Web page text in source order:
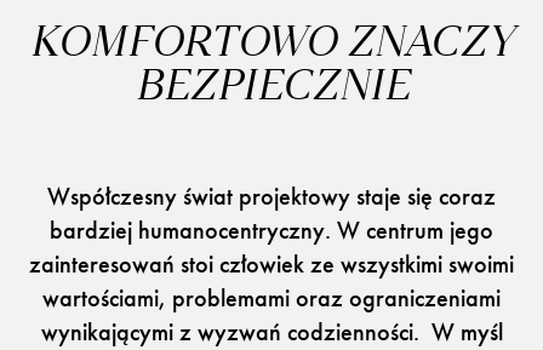
REALIZACJE
PARTNERZY
KOMFORTOWO ZNACZY
BEZPIECZNIE
Współczesny świat projektowy staje się coraz
bardziej humanocentryczny. W centrum jego
zainteresowań stoi człowiek ze wszystkimi swoimi
wartościami, problemami oraz ograniczeniami
wynikającymi z wyzwań codzienności. W myśl